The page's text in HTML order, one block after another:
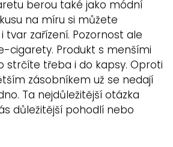
berou také jako módní
na míru si můžete
tvar zařízení. Pozornost ale
cigarety. Produkt s menšími
strčíte třeba i do kapsy. Oproti
zásobníkem už se nedají
Ta nejdůležitější otázka
důležitější pohodlí nebo